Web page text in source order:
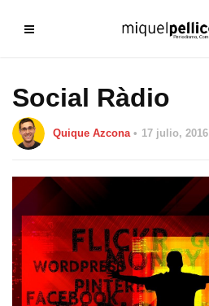
Social Ràdio
Quique Azcona 17 julio, 2016